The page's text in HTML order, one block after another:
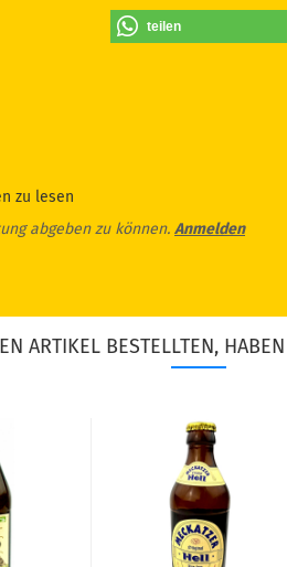
teilen
zu lesen
abgeben zu können. Anmelden
ARTIKEL BESTELLTEN,